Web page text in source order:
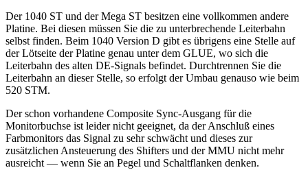
Der 1040 ST und der Mega ST besitzen eine vollkommen andere
Platine. Bei diesen müssen Sie die zu unterbrechende Leiterbahn
selbst finden. Beim 1040 Version D gibt es übrigens eine Stelle auf
der Lötseite der Platine genau unter dem GLUE, wo sich die
Leiterbahn des alten DE-Signals befindet. Durchtrennen Sie die
Leiterbahn an dieser Stelle, so erfolgt der Umbau genauso wie beim
520 STM.
Der schon vorhandene Composite Sync-Ausgang für die
Monitorbuchse ist leider nicht geeignet, da der Anschluß eines
Farbmonitors das Signal zu sehr schwächt und dieses zur
zusätzlichen Ansteuerung des Shifters und der MMU nicht mehr
ausreicht — wenn Sie an Pegel und Schaltflanken denken.